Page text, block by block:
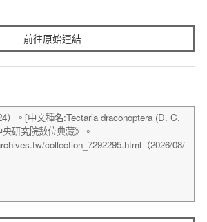
前往原始連結